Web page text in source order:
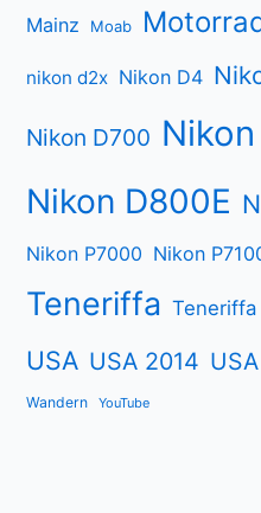
Mainz Moab
nikon d2x Nikon D4
Nikon D700
Nikon D800E
Nikon P7000 Nikon
Teneriffa Teneriffa
USA USA 2014
Wandern YouTube